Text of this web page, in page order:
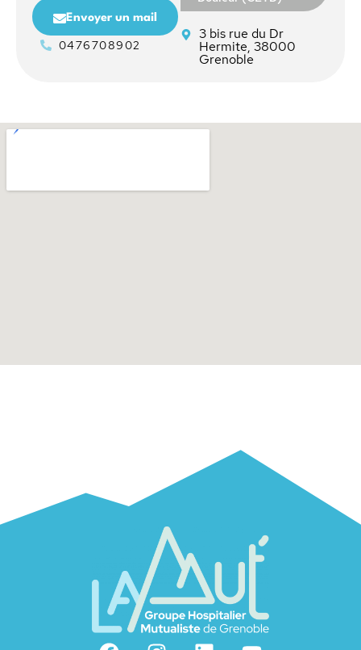
Envoyer un mail
0476708902
3 bis rue du Dr
Hermite, 38000
Grenoble